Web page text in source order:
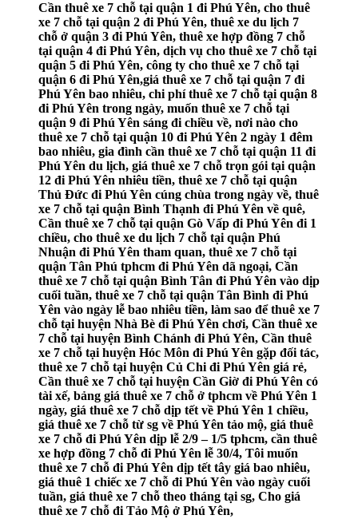
Cần thuê xe 7 chỗ tại quận 1 đi Phú Yên, cho thuê
xe 7 chỗ tại quận 2 đi Phú Yên, thuê xe du lịch 7
chỗ ở quận 3 đi Phú Yên, thuê xe hợp đồng 7 chỗ
tại quận 4 đi Phú Yên, dịch vụ cho thuê xe 7 chỗ tại
quận 5 đi Phú Yên, công ty cho thuê xe 7 chỗ tại
quận 6 đi Phú Yên,giá thuê xe 7 chỗ tại quận 7 đi
Phú Yên bao nhiêu, chi phí thuê xe 7 chỗ tại quận 8
đi Phú Yên trong ngày, muốn thuê xe 7 chỗ tại
quận 9 đi Phú Yên sáng đi chiều về, nơi nào cho
thuê xe 7 chỗ tại quận 10 đi Phú Yên 2 ngày 1 đêm
bao nhiêu, gia đình cần thuê xe 7 chỗ tại quận 11 đi
Phú Yên du lịch, giá thuê xe 7 chỗ trọn gói tại quận
12 đi Phú Yên nhiêu tiền, thuê xe 7 chỗ tại quận
Thủ Đức đi Phú Yên cúng chùa trong ngày về, thuê
xe 7 chỗ tại quận Bình Thạnh đi Phú Yên về quê,
Cần thuê xe 7 chỗ tại quận Gò Vấp đi Phú Yên đi 1
chiều, cho thuê xe du lịch 7 chỗ tại quận Phú
Nhuận đi Phú Yên tham quan, thuê xe 7 chỗ tại
quận Tân Phú tphcm đi Phú Yên dã ngoại, Cần
thuê xe 7 chỗ tại quận Bình Tân đi Phú Yên vào dịp
cuối tuần, thuê xe 7 chỗ tại quận Tân Bình đi Phú
Yên vào ngày lễ bao nhiêu tiền, làm sao để thuê xe 7
chỗ tại huyện Nhà Bè đi Phú Yên chơi, Cần thuê xe
7 chỗ tại huyện Bình Chánh đi Phú Yên, Cần thuê
xe 7 chỗ tại huyện Hóc Môn đi Phú Yên gặp đối tác,
thuê xe 7 chỗ tại huyện Củ Chi đi Phú Yên giá rẻ,
Cần thuê xe 7 chỗ tại huyện Cần Giờ đi Phú Yên có
tài xế, bảng giá thuê xe 7 chỗ ở tphcm về Phú Yên 1
ngày, giá thuê xe 7 chỗ dịp tết về Phú Yên 1 chiều,
giá thuê xe 7 chỗ từ sg về Phú Yên tảo mộ, giá thuê
xe 7 chỗ đi Phú Yên dịp lễ 2/9 – 1/5 tphcm, cần thuê
xe hợp đồng 7 chỗ đi Phú Yên lễ 30/4, Tôi muốn
thuê xe 7 chỗ đi Phú Yên dịp tết tây giá bao nhiêu,
giá thuê 1 chiếc xe 7 chỗ đi Phú Yên vào ngày cuối
tuần, giá thuê xe 7 chỗ theo tháng tại sg, Cho giá
thuê xe 7 chỗ đi Tảo Mộ ở Phú Yên,